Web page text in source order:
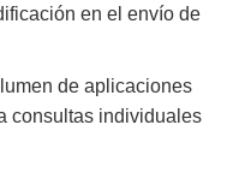
en el envío de
de aplicaciones
consultas individuales